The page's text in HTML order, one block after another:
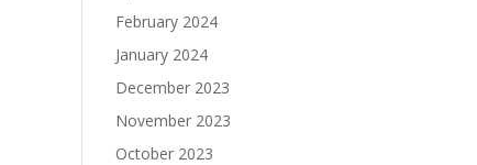
February 2024
January 2024
December 2023
November 2023
October 2023